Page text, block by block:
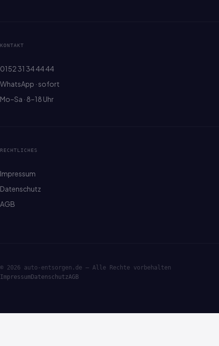
KONTAKT
0152 31 34 44 44
WhatsApp · sofort
Mo–Sa · 8–18 Uhr
RECHTLICHES
Impressum
Datenschutz
AGB
© 2026 auto-entsorgen.de — Alle Rechte vorbehalten
ImpressumDatenschutzAGB